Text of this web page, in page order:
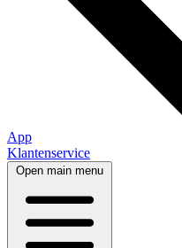
App
Klantenservice
Open main menu